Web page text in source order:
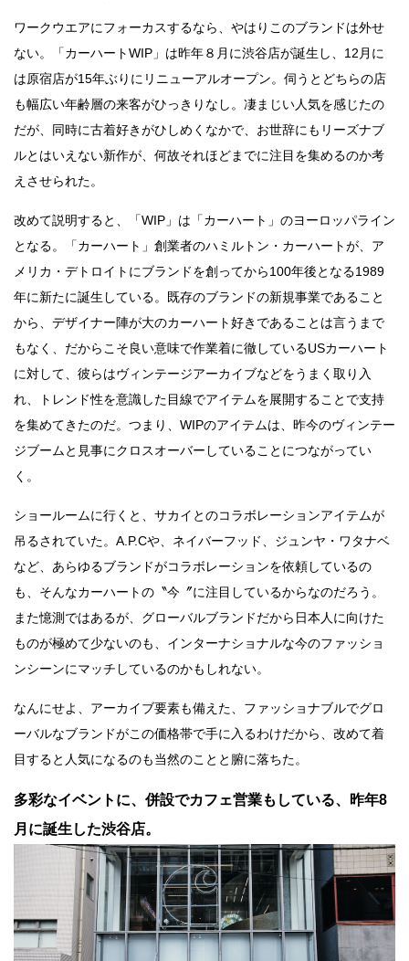
ワークウエアにフォーカスするなら、やはりこのブランドは外せ
ない。「カーハートWIP」は昨年８月に渋谷店が誕生し、12月に
は原宿店が15年ぶりにリニューアルオープン。伺うとどちらの店
も幅広い年齢層の来客がひっきりなし。凄まじい人気を感じたの
だが、同時に古着好きがひしめくなかで、お世辞にもリーズナブ
ルとはいえない新作が、何故それほどまでに注目を集めるのか考
えさせられた。
改めて説明すると、「WIP」は「カーハート」のヨーロッパライン
となる。「カーハート」創業者のハミルトン・カーハートが、ア
メリカ・デトロイトにブランドを創ってから100年後となる1989
年に新たに誕生している。既存のブランドの新規事業であること
から、デザイナー陣が大のカーハート好きであることは言うまで
もなく、だからこそ良い意味で作業着に徹しているUSカーハート
に対して、彼らはヴィンテージアーカイブなどをうまく取り入
れ、トレンド性を意識した目線でアイテムを展開することで支持
を集めてきたのだ。つまり、WIPのアイテムは、昨今のヴィンテー
ジブームと見事にクロスオーバーしていることにつながってい
く。
ショールームに行くと、サカイとのコラボレーションアイテムが
吊るされていた。A.P.Cや、ネイバーフッド、ジュンヤ・ワタナベ
など、あらゆるブランドがコラボレーションを依頼しているの
も、そんなカーハートの〝今〞に注目しているからなのだろう。
また憶測ではあるが、グローバルブランドだから日本人に向けた
ものが極めて少ないのも、インターナショナルな今のファッショ
ンシーンにマッチしているのかもしれない。
なんにせよ、アーカイブ要素も備えた、ファッショナブルでグロ
ーバルなブランドがこの価格帯で手に入るわけだから、改めて着
目すると人気になるのも当然のことと腑に落ちた。
多彩なイベントに、併設でカフェ営業もしている、昨年8
月に誕生した渋谷店。